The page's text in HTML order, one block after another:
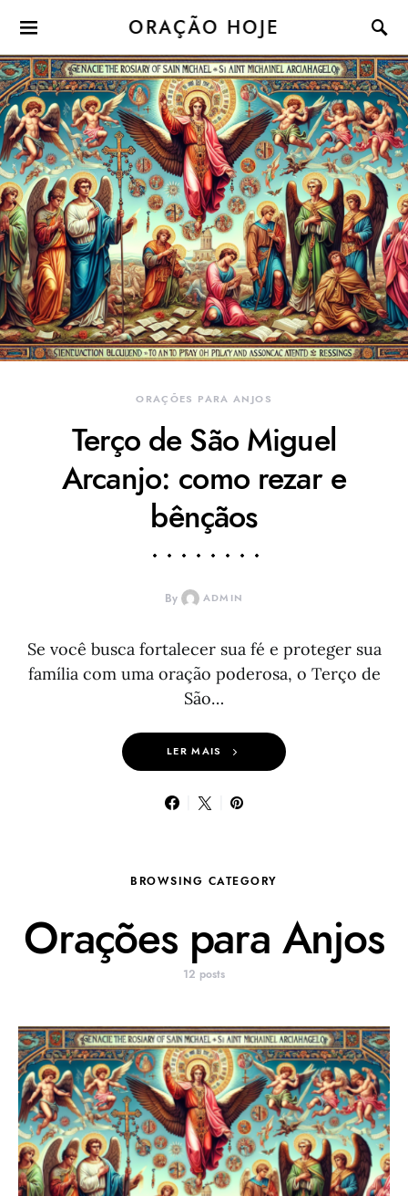
ORAÇÃO HOJE
ORAÇÕES PARA ANJOS
Terço de São Miguel
Arcanjo: como rezar e
bênçãos
By ADMIN
Se você busca fortalecer sua fé e proteger sua
família com uma oração poderosa, o Terço de
São…
LER MAIS
BROWSING CATEGORY
Orações para Anjos
12 posts